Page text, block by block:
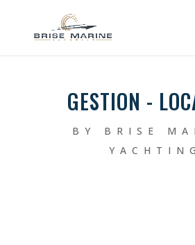
GESTION -
BY BRISE
YACHTING